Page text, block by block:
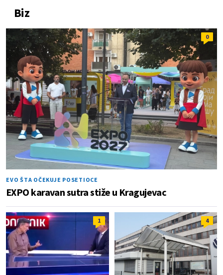
Biz
0
EVO ŠTA OČEKUJE POSETIOCE
EXPO karavan sutra stiže u Kragujevac
1 4